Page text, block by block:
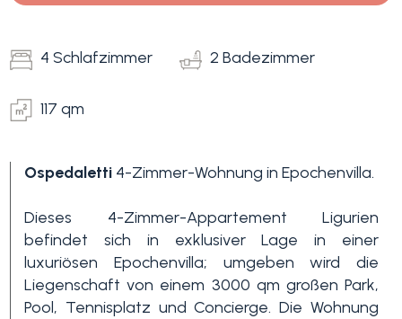
4 Schlafzimmer 2 Badezimmer
117 qm
Ospedaletti 4-Zimmer-Wohnung in Epochenvilla.
Dieses 4-Zimmer-Appartement Ligurien
befindet sich in exklusiver Lage in einer
luxuriösen Epochenvilla; umgeben wird die
Liegenschaft von einem 3000 qm großen Park,
Pool, Tennisplatz und Concierge. Die Wohnung
Preis
Schlafzimmer
min.